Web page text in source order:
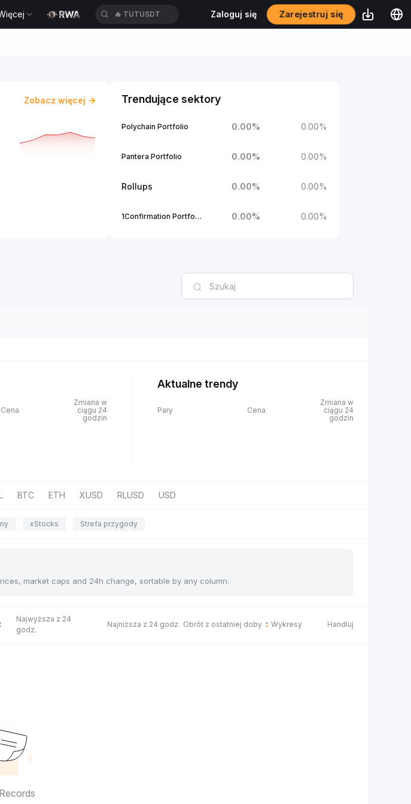
🔥 TUTUSDT Zaloguj się Zarejestruj się
Zobacz więcej Trendujące sektory
Polychain Portfolio 0.00% 0.00%
Pantera Portfolio 0.00% 0.00%
Rollups 0.00% 0.00%
1Confirmation Portfolio 0.00% 0.00%
Cena
Zmiana w
ciągu 24
godzin
Aktualne trendy
Pary Cena
Zmiana w
ciągu 24
godzin
BTC ETH XUSD RLUSD USD
xStocks Strefa przygody
market caps and 24h change, sortable by any column.
Najwyższa z 24
godz.
Najniższa z 24 godz. Obrót z ostatniej doby Wykresy Handluj